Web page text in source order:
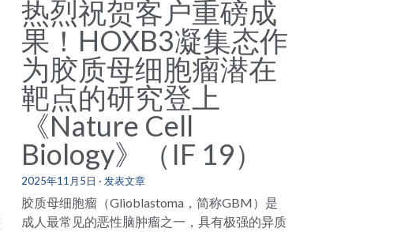
热烈祝贺客户重磅成
果！HOXB3凝集态作
为胶质母细胞瘤潜在
靶点的研究登上
《Nature Cell
Biology》（IF 19）
2025年11月5日 · 发表文章
胶质母细胞瘤（Glioblastoma，简称GBM）是
成人最常见的恶性脑肿瘤之一，具有极强的异质